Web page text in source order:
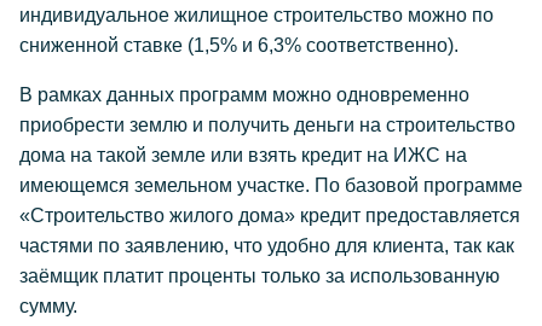
индивидуальное жилищное строительство можно по
сниженной ставке (1,5% и 6,3% соответственно).
В рамках данных программ можно одновременно
приобрести землю и получить деньги на строительство
дома на такой земле или взять кредит на ИЖС на
имеющемся земельном участке. По базовой программе
«Строительство жилого дома» кредит предоставляется
частями по заявлению, что удобно для клиента, так как
заёмщик платит проценты только за использованную
сумму.